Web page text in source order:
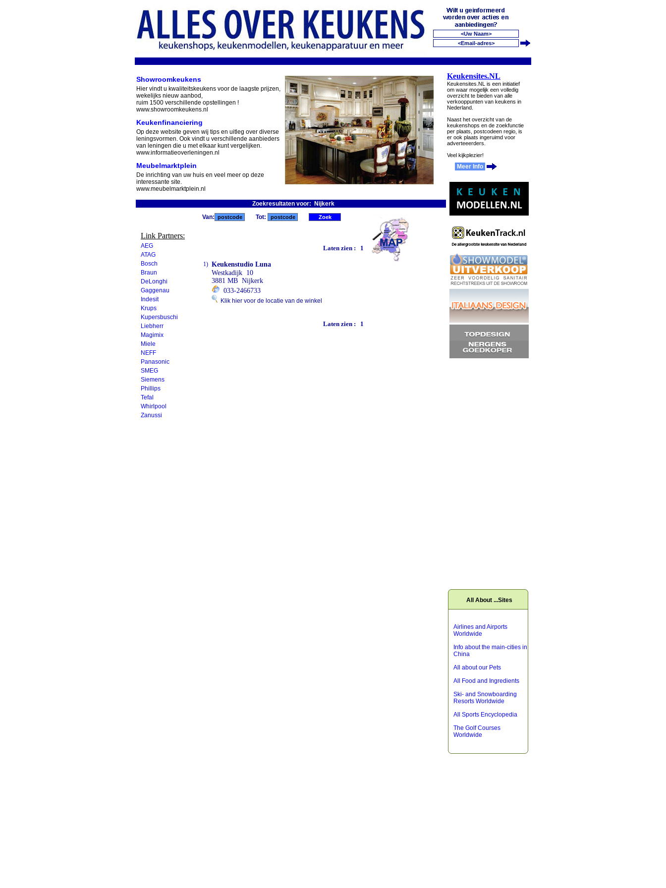
Showroomkeukens
Hier vindt u kwaliteitskeukens voor de laagste prijzen,
wekelijks nieuw aanbod,
ruim 1500 verschillende opstellingen !
www.showroomkeukens.nl
Keukenfinanciering
Op deze website geven wij tips en uitleg over diverse
leningsvormen. Ook vindt u verschillende aanbieders
van leningen die u met elkaar kunt vergelijken.
www.informatieoverleningen.nl
Meubelmarktplein
De inrichting van uw huis en veel meer op deze
interessante site.
www.meubelmarktplein.nl
Zoekresultaten voor: Nijkerk
Link Partners:
AEG
ATAG
Bosch
Braun
DeLonghi
Gaggenau
Indesit
Krups
Kupersbuschi
Liebherr
Magimix
Miele
NEFF
Panasonic
SMEG
Siemens
Phillips
Tefal
Whirlpool
Zanussi
Van: Tot:
Laten zien : 1
1) Keukenstudio Luna
Westkadijk 10
3881 MB Nijkerk
033-2466733
Klik hier voor de locatie van de winkel
Laten zien : 1
Keukensites.NL
Keukensites.NL is een initiatief
om waar mogelijk een volledig
overzicht te bieden van alle
verkooppunten van keukens in
Nederland.
Naast het overzicht van de
keukenshops en de zoekfunctie
per plaats, postcodeen regio, is
er ook plaats ingeruimd voor
adverteeerders.
Veel kijkplezier!
Meer Info
All About ...Sites
Airlines and Airports
Worldwide
Info about the main-cities in
China
All about our Pets
All Food and Ingredients
Ski- and Snowboarding
Resorts Worldwide
All Sports Encyclopedia
The Golf Courses
Worldwide